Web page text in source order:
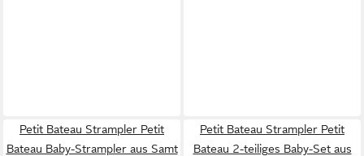
Petit Bateau Strampler Petit
Bateau Baby-Strampler aus Samt
Petit Bateau Strampler Petit
Bateau 2-teiliges Baby-Set aus